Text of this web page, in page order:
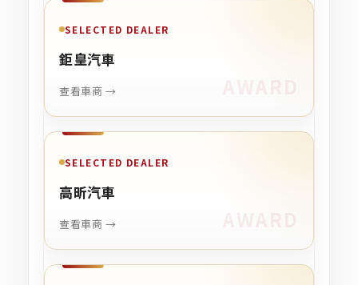
SELECTED DEALER
鉅皇汽車
查看車商 →
SELECTED DEALER
高昕汽車
查看車商 →